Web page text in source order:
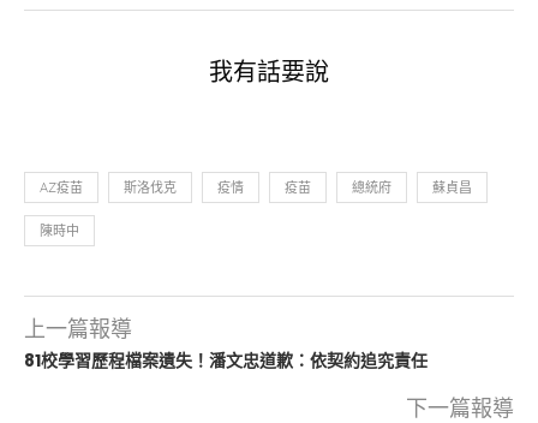
我有話要說
AZ疫苗 斯洛伐克 疫情 疫苗 總統府 蘇貞昌
陳時中
上一篇報導
81校學習歷程檔案遺失！潘文忠道歉：依契約追究責任
下一篇報導